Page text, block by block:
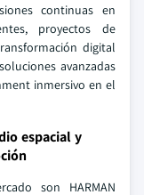
continuas en
proyectos de
digital
avanzadas
inmersivo en el
espacial y
son HARMAN